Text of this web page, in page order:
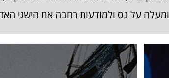
על נס ולמודעות רחבה את הישגי